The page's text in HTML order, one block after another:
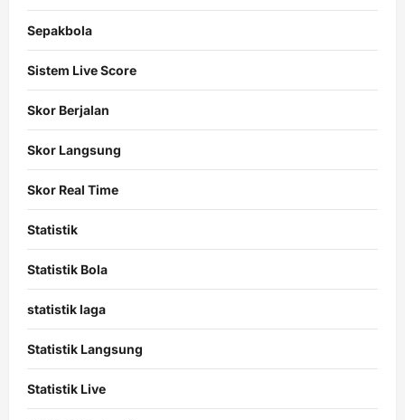
Sepakbola
Sistem Live Score
Skor Berjalan
Skor Langsung
Skor Real Time
Statistik
Statistik Bola
statistik laga
Statistik Langsung
Statistik Live